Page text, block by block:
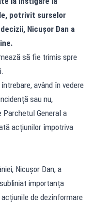
potrivit surselor
Nicușor Dan a
să fie trimis spre
având în vedere
sau nu,
General a
acțiunilor împotriva
Nicușor Dan, a
importanța
de dezinformare